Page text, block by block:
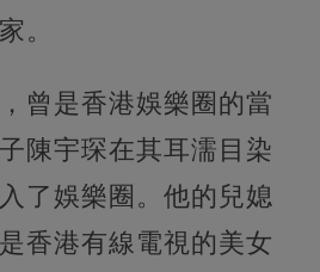
。
曾是香港娛樂圈的當
陳宇琛在其耳濡目染
了娛樂圈。他的兒媳
香港有線電視的美女